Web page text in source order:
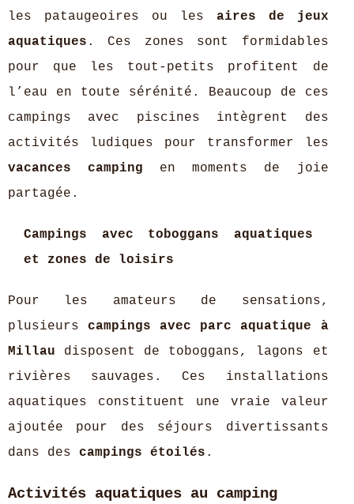
les pataugeoires ou les aires de jeux
aquatiques . Ces zones sont formidables
pour que les tout-petits profitent de
l’eau en toute sérénité. Beaucoup de ces
campings avec piscines intègrent des
activités ludiques pour transformer les
vacances camping en moments de joie
partagée.
Campings avec toboggans aquatiques
et zones de loisirs
Pour les amateurs de sensations,
plusieurscampings avec parc aquatique à
Millau disposent de toboggans, lagons et
rivières sauvages. Ces installations
aquatiques constituent une vraie valeur
ajoutée pour des séjours divertissants
dans des campings étoilés .
Activités aquatiques au camping